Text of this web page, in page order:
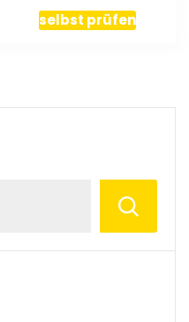
selbst prüfen